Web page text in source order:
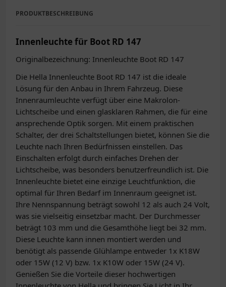
PRODUKTBESCHREIBUNG
Innenleuchte für Boot RD 147
Originalbezeichnung: Innenleuchte Boot RD 147
Die Hella Innenleuchte Boot RD 147 ist die ideale
Lösung für den Anbau in Ihrem Fahrzeug. Diese
Innenraumleuchte verfügt über eine Makrolon-
Lichtscheibe und einen glasklaren Rahmen, die für eine
ansprechende Optik sorgen. Mit einem praktischen
Schalter, der drei Schaltstellungen bietet, können Sie die
Leuchte nach Ihren Bedürfnissen einstellen. Das
Einschalten erfolgt durch einfaches Drehen der
Lichtscheibe, was besonders benutzerfreundlich ist. Die
Innenleuchte bietet eine einzige Leuchtfunktion, die
optimal für Ihren Bedarf im Innenraum geeignet ist.
Ihre Nennspannung beträgt sowohl 12 als auch 24 Volt,
was sie vielseitig einsetzbar macht. Der Durchmesser
beträgt 103 mm und die Gesamthöhe liegt bei 32 mm.
Diese Leuchte kann innen montiert werden und
benötigt als passende Glühlampe entweder 1x K18W
oder 15W (12 V) bzw. 1x K10W oder 15W (24 V).
Genießen Sie die Vorteile dieser hochwertigen